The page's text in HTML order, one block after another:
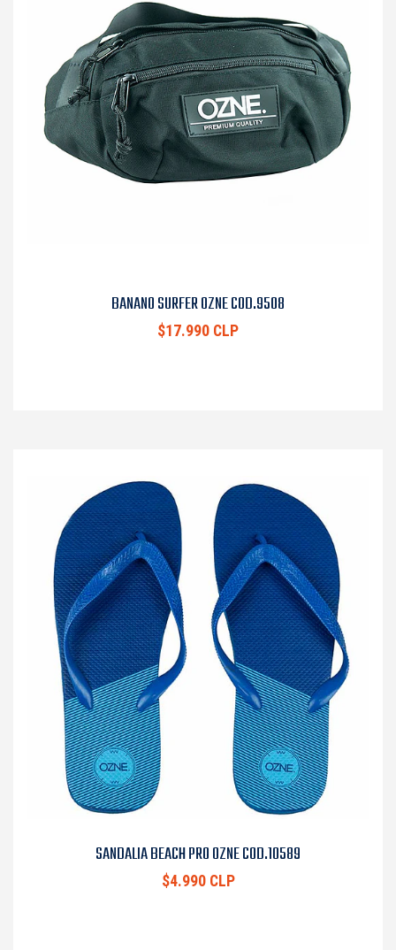
BANANO SURFER OZNE COD.9508
$17.990 CLP
SANDALIA BEACH PRO OZNE COD.10589
$4.990 CLP